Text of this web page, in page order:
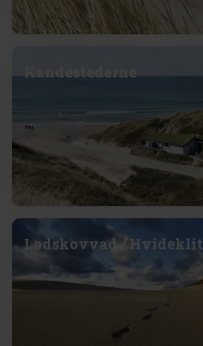
Kandestederne
Lodskovvad / Hvideklit